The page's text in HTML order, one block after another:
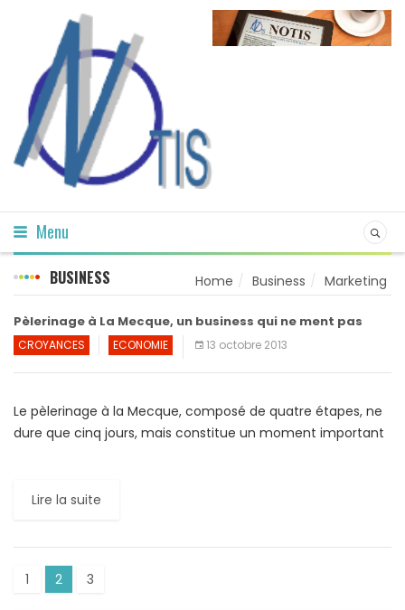
Menu
BUSINESS Home Business Marketing
Pèlerinage à La Mecque, un business qui ne ment pas
CROYANCES ECONOMIE 13 octobre 2013
Le pèlerinage à la Mecque, composé de quatre étapes, ne
dure que cinq jours, mais constitue un moment important
Lire la suite
1 2 3